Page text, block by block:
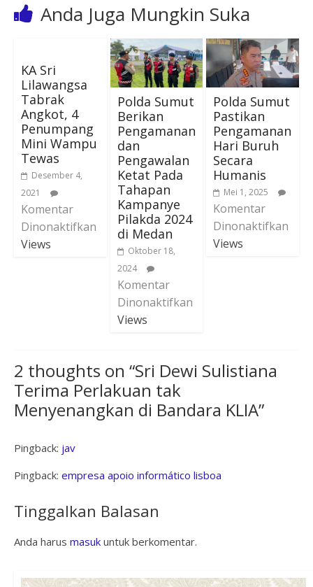
Anda Juga Mungkin Suka
KA Sri
Lilawangsa
Tabrak
Angkot, 4
Penumpang
Mini Wampu
Tewas
Desember 4,
2021
Komentar
Dinonaktifkan
Views
Polda Sumut
Berikan
Pengamanan
dan
Pengawalan
Ketat Pada
Tahapan
Kampanye
Pilakda 2024
di Medan
Oktober 18,
2024
Komentar
Dinonaktifkan
Views
Polda Sumut
Pastikan
Pengamanan
Hari Buruh
Secara
Humanis
Mei 1, 2025
Komentar
Dinonaktifkan
Views
2 thoughts on “Sri Dewi Sulistiana
Terima Perlakuan tak
Menyenangkan di Bandara KLIA”
Pingback: jav
Pingback: empresa apoio informático lisboa
Tinggalkan Balasan
Anda harus masukuntuk berkomentar.